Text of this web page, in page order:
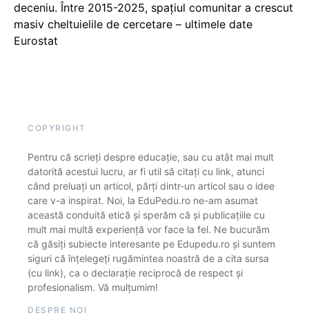
deceniu. Între 2015-2025, spațiul comunitar a crescut
masiv cheltuielile de cercetare – ultimele date
Eurostat
COPYRIGHT
Pentru că scrieți despre educație, sau cu atât mai mult
datorită acestui lucru, ar fi util să citați cu link, atunci
când preluați un articol, părți dintr-un articol sau o idee
care v-a inspirat. Noi, la EduPedu.ro ne-am asumat
această conduită etică și sperăm că și publicațiile cu
mult mai multă experiență vor face la fel. Ne bucurăm
că găsiți subiecte interesante pe Edupedu.ro și suntem
siguri că înțelegeți rugămintea noastră de a cita sursa
(cu link), ca o declarație reciprocă de respect și
profesionalism. Vă mulțumim!
DESPRE NOI